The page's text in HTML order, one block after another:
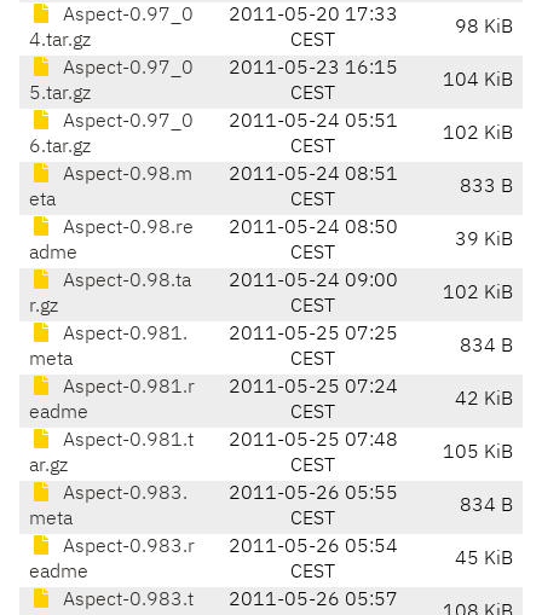
Aspect-0.97_0
4.tar.gz
2011-05-20 17:33
CEST
98 KiB
Aspect-0.97_0
5.tar.gz
2011-05-23 16:15
CEST
104 KiB
Aspect-0.97_0
6.tar.gz
2011-05-24 05:51
CEST
102 KiB
Aspect-0.98.m
eta
2011-05-24 08:51
CEST
833 B
Aspect-0.98.re
adme
2011-05-24 08:50
CEST
39 KiB
Aspect-0.98.ta
r.gz
2011-05-24 09:00
CEST
102 KiB
Aspect-0.981.
meta
2011-05-25 07:25
CEST
834 B
Aspect-0.981.r
eadme
2011-05-25 07:24
CEST
42 KiB
Aspect-0.981.t
ar.gz
2011-05-25 07:48
CEST
105 KiB
Aspect-0.983.
meta
2011-05-26 05:55
CEST
834 B
Aspect-0.983.r
eadme
2011-05-26 05:54
CEST
45 KiB
Aspect-0.983.t 2011-05-26 05:57